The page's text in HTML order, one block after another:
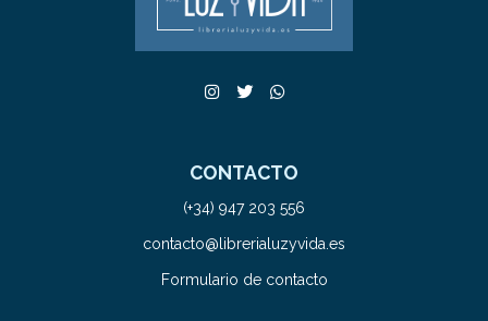
CONTACTO
(+34) 947 203 556
contacto@librerialuzyvida.es
Formulario de contacto